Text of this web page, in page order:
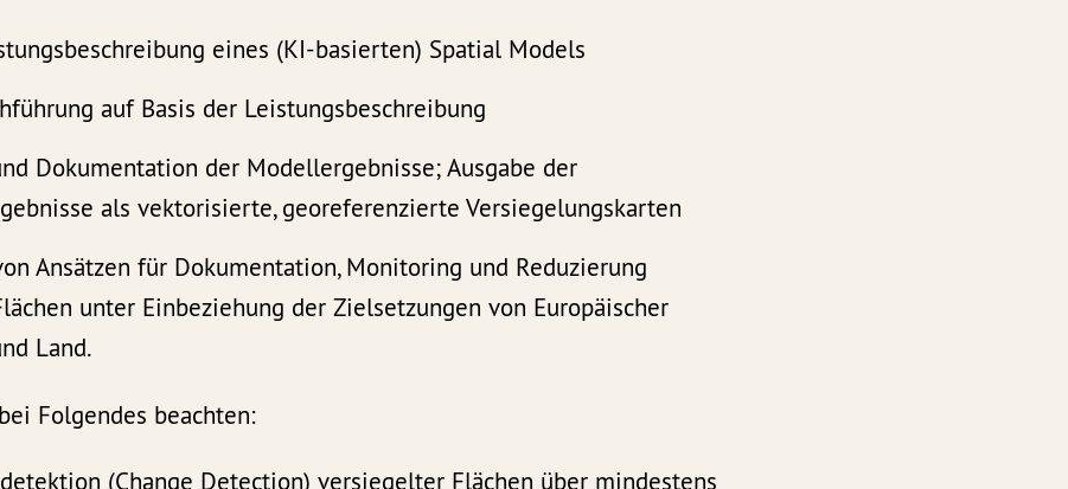
eines (KI-basierten) Spatial Models
auf Basis der Leistungsbeschreibung
Dokumentation der Modellergebnisse; Ausgabe der
als vektorisierte, georeferenzierte Versiegelungskarten
Ansätzen für Dokumentation, Monitoring und Reduzierung
unter Einbeziehung der Zielsetzungen von Europäischer
Land.
Folgendes beachten:
(Change Detection) versiegelter Flächen über mindestens